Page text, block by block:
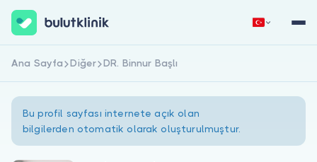
Hemen Kaydol
Ana Sayfa Diğer DR. Binnur Başlı
Bu profil sayfası internete açık olan
bilgilerden otomatik olarak oluşturulmuştur.